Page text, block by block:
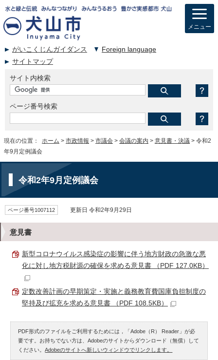
がいこくじんガイダンス
Foreign language
サイトマップ
サイト内検索
ページ番号検索
メニュー
現在の位置： ホーム > 市政情報 > 市議会 > 会議の案内 > 意見書・決議 > 令和2
年9月定例議会
令和2年9月定例議会
ページ番号1007112 更新日 令和2年9月29日
意見書
新型コロナウイルス感染症の影響に伴う地方財政の急激な悪
化に対し地方税財源の確保を求める意見書 （PDF 127.0KB）
定数改善計画の早期策定・実施と義務教育費国庫負担制度の
堅持及び拡充を求める意見書 （PDF 108.5KB）
PDF形式のファイルをご利用するためには，「Adobe（R） Reader」が必
要です。お持ちでない方は、Adobeのサイトからダウンロード（無償）して
ください。Adobeのサイトへ新しいウィンドウでリンクします。